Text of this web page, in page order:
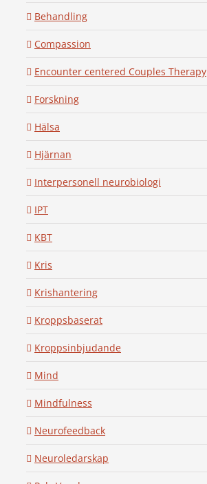
Behandling
Compassion
Encounter centered Couples Therapy
Forskning
Hälsa
Hjärnan
Interpersonell neurobiologi
IPT
KBT
Kris
Krishantering
Kroppsbaserat
Kroppsinbjudande
Mind
Mindfulness
Neurofeedback
Neuroledarskap